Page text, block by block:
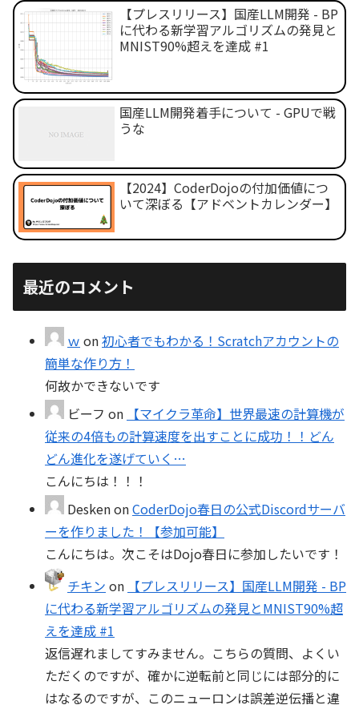
【プレスリリース】国産LLM開発 - BP
に代わる新学習アルゴリズムの発見と
MNIST90%超えを達成 #1
国産LLM開発着手について - GPUで戦
うな
【2024】CoderDojoの付加価値につ
いて深ぼる【アドベントカレンダー】
最近のコメント
ｗ on初心者でもわかる！Scratchアカウントの
簡単な作り方！
何故かできないです
ビーフ on 【マイクラ革命】世界最速の計算機が
従来の4倍もの計算速度を出すことに成功！！どん
どん進化を遂げていく…
こんにちは！！！
DeskenonCoderDojo春日の公式Discordサーバ
ーを作りました！【参加可能】
こんにちは。次こそはDojo春日に参加したいです！
チキン on 【プレスリリース】国産LLM開発 - BP
に代わる新学習アルゴリズムの発見とMNIST90%超
えを達成 #1
返信遅れましてすみません。こちらの質問、よくい
ただくのですが、確かに逆転前と同じには部分的に
はなるのですが、このニューロンは誤差逆伝播と違